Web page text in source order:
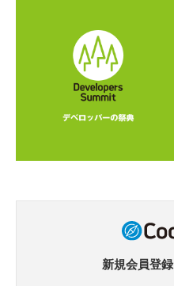
新規会員登録